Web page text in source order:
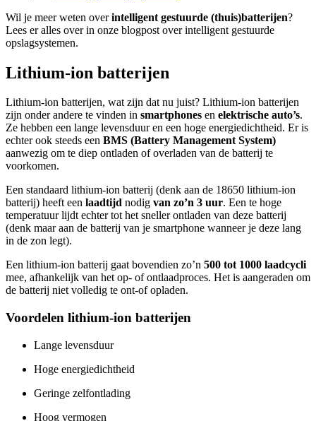
Wil je meer weten overintelligent gestuurde (thuis)batterijen?
Lees er alles over in onze blogpost over intelligent gestuurde
opslagsystemen.
Lithium-ion batterijen
Lithium-ion batterijen, wat zijn dat nu juist? Lithium-ion batterijen
zijn onder andere te vinden in smartphones en elektrische auto’s.
Ze hebben een lange levensduur en een hoge energiedichtheid. Er is
echter ook steeds een BMS (Battery Management System)
aanwezig om te diep ontladen of overladen van de batterij te
voorkomen.
Een standaard lithium-ion batterij (denk aan de 18650 lithium-ion
batterij) heeft een laadtijd nodig van zo’n 3 uur. Een te hoge
temperatuur lijdt echter tot het sneller ontladen van deze batterij
(denk maar aan de batterij van je smartphone wanneer je deze lang
in de zon legt).
Een lithium-ion batterij gaat bovendien zo’n 500 tot 1000 laadcycli
mee, afhankelijk van het op- of ontlaadproces. Het is aangeraden om
de batterij niet volledig te ont-of opladen.
Voordelen lithium-ion batterijen
Lange levensduur
Hoge energiedichtheid
Geringe zelfontlading
Hoog vermogen